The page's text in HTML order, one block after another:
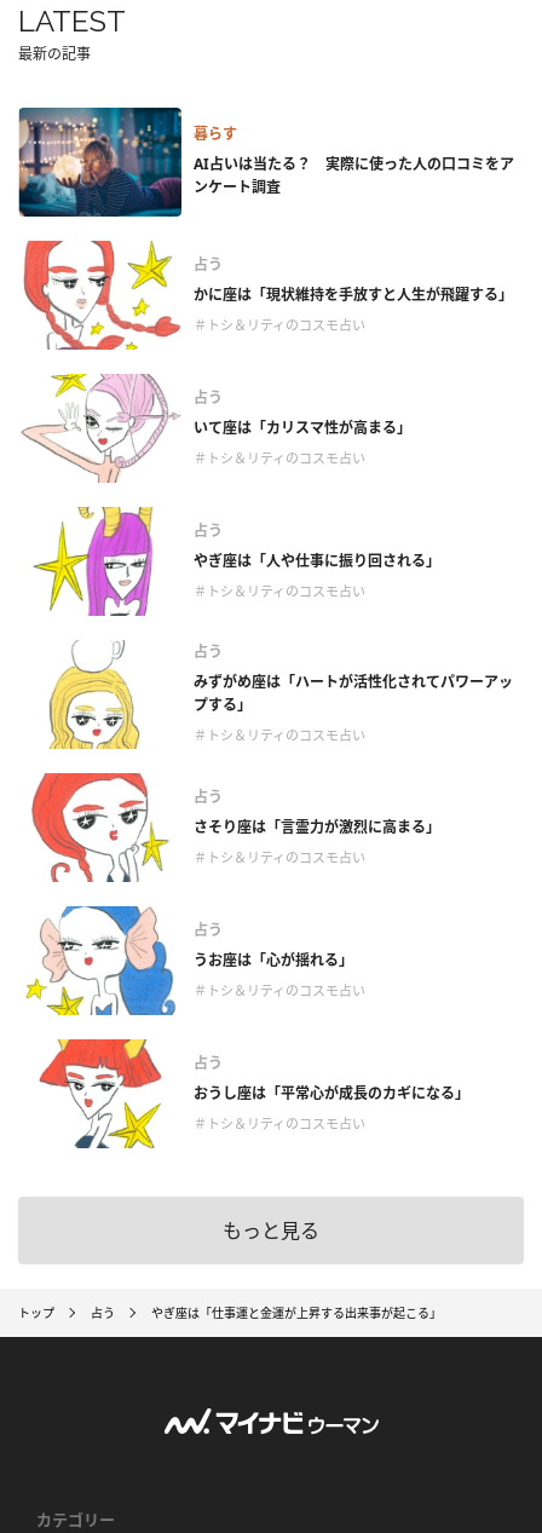
LATEST
最新の記事
暮らす
AI占いは当たる？ 実際に使った人の口コミをア
ンケート調査
占う
かに座は「現状維持を手放すと人生が飛躍する」
＃トシ＆リティのコスモ占い
占う
いて座は「カリスマ性が高まる」
＃トシ＆リティのコスモ占い
占う
やぎ座は「人や仕事に振り回される」
＃トシ＆リティのコスモ占い
占う
みずがめ座は「ハートが活性化されてパワーアッ
プする」
＃トシ＆リティのコスモ占い
占う
さそり座は「言霊力が激烈に高まる」
＃トシ＆リティのコスモ占い
占う
うお座は「心が揺れる」
＃トシ＆リティのコスモ占い
占う
おうし座は「平常心が成長のカギになる」
＃トシ＆リティのコスモ占い
もっと見る
トップ 占う やぎ座は「仕事運と金運が上昇する出来事が起こる」
カテゴリー